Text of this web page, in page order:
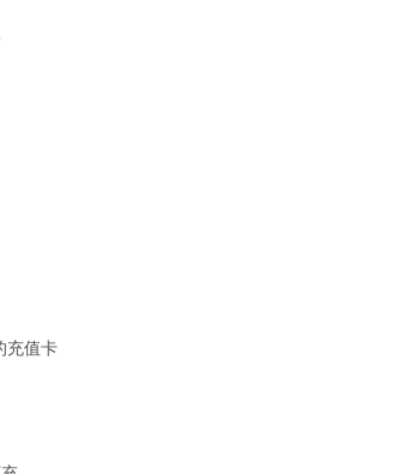
充值卡